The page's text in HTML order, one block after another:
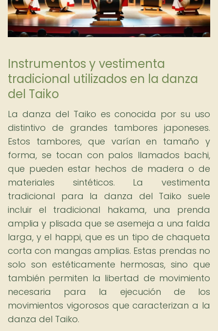
Instrumentos y vestimenta
tradicional utilizados en la danza
del Taiko
La danza del Taiko es conocida por su uso
distintivo de grandes tambores japoneses.
Estos tambores, que varían en tamaño y
forma, se tocan con palos llamados bachi,
que pueden estar hechos de madera o de
materiales sintéticos. La vestimenta
tradicional para la danza del Taiko suele
incluir el tradicional hakama, una prenda
amplia y plisada que se asemeja a una falda
larga, y el happi, que es un tipo de chaqueta
corta con mangas amplias. Estas prendas no
solo son estéticamente hermosas, sino que
también permiten la libertad de movimiento
necesaria para la ejecución de los
movimientos vigorosos que caracterizan a la
danza del Taiko.